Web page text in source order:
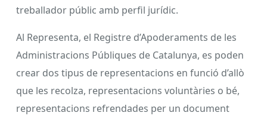
treballador públic amb perfil jurídic.
Al Representa, el Registre d’Apoderaments de les
Administracions Públiques de Catalunya, es poden
crear dos tipus de representacions en funció d’allò
que les recolza, representacions voluntàries o bé,
representacions refrendades per un document